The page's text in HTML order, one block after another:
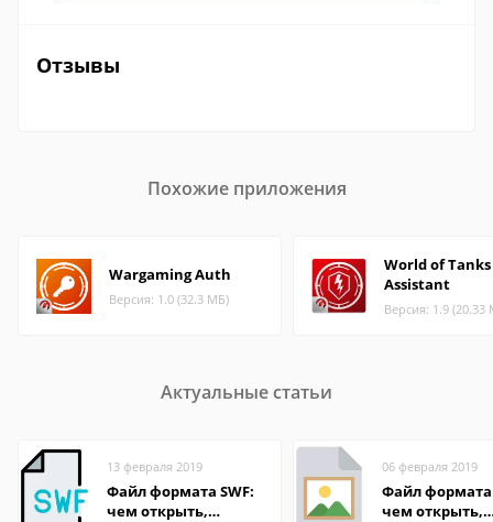
Отзывы
Похожие приложения
Wargaming Auth
Версия: 1.0 (32.3 МБ)
World of
Assistant
Версия: 1.9 (20.33
Актуальные статьи
13 февраля 2019
Файл формата SWF:
чем открыть,
06 февраля 2019
Файл формата
чем открыть,